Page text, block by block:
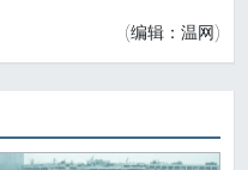
(编辑：温网)